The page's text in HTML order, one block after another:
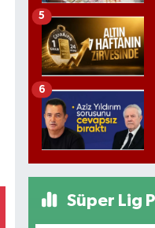
5
6
Süper Lig